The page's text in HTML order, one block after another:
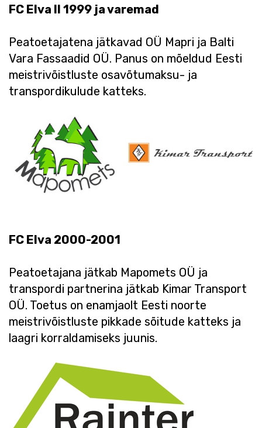
FC Elva II 1999 ja varemad
Peatoetajatena jätkavad OÜ Mapri ja Balti
Vara Fassaadid OÜ. Panus on mõeldud Eesti
meistrivõistluste osavõtumaksu- ja
transpordikulude katteks.
FC Elva 2000-2001
Peatoetajana jätkab Mapomets OÜ ja
transpordi partnerina jätkab Kimar Transport
OÜ. Toetus on enamjaolt Eesti noorte
meistrivõistluste pikkade sõitude katteks ja
laagri korraldamiseks juunis.